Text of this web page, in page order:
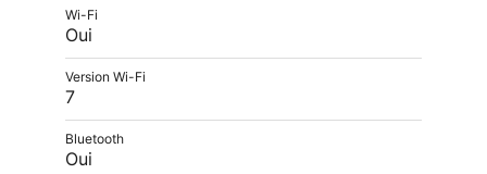
Wi-Fi
Oui
Version Wi-Fi
7
Bluetooth
Oui